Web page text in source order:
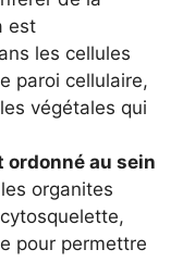
est
les cellules
paroi cellulaire,
végétales qui
ordonné au sein
organites
pour permettre